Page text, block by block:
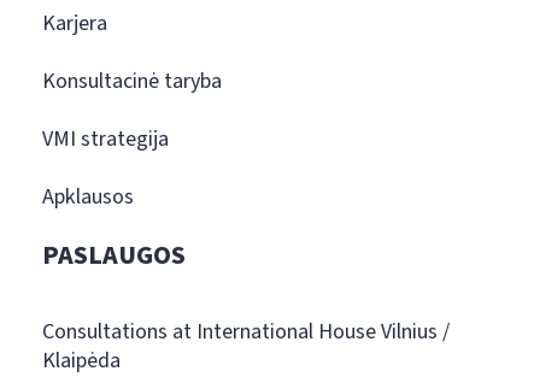
Karjera
Konsultacinė taryba
VMI strategija
Apklausos
PASLAUGOS
Consultations at International House Vilnius /
Klaipėda